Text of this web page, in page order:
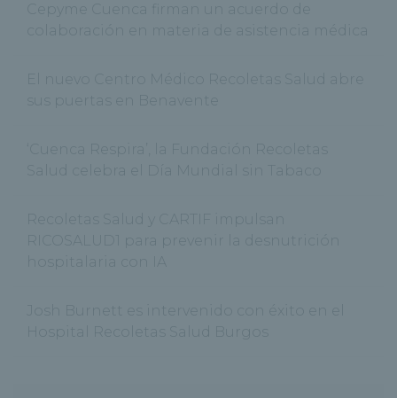
Cepyme Cuenca firman un acuerdo de
colaboración en materia de asistencia médica
El nuevo Centro Médico Recoletas Salud abre
sus puertas en Benavente
‘Cuenca Respira’, la Fundación Recoletas
Salud celebra el Día Mundial sin Tabaco
Recoletas Salud y CARTIF impulsan
RICOSALUD1 para prevenir la desnutrición
hospitalaria con IA
Josh Burnett es intervenido con éxito en el
Hospital Recoletas Salud Burgos